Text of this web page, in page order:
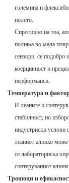
големина и
полето.
Спротивно на тоа,
полиња во мала
сензори, се подобро
коерцивност и
перформанси.
Температура и
И леаните и
стабилност, но
индустриски услови
леаниот алнико
се лабораториска
синтеруваниот
Трошоци и